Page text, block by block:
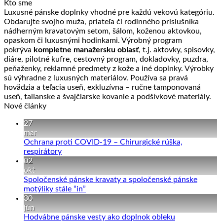
Kto sme
Luxusné pánske doplnky vhodné pre každú vekovú kategóriu.
Obdarujte svojho muža, priateľa či rodinného príslušníka
nádherným kravatovým setom, šálom, koženou aktovkou,
opaskom či luxusnými hodinkami. Výrobný program
pokrýva kompletne manažersku oblasť, t.j. aktovky, spisovky,
diáre, pilotné kufre, cestovný program, dokladovky, puzdra,
peňaženky, reklamné predmety z kože a iné doplnky. Výrobky
sú výhradne z luxusných materiálov. Používa sa pravá
hovädzia a teľacia useň, exkluzívna – ručne tamponovaná
useň, talianske a švajčiarske kovanie a podšívkové materiály.
Nové články
27
mar
Ochrana proti COVID-19 – Chirurgické rúška,
respirátoryŽiadne
Ochrana
proti
–
02
okt
Spoločenské pánske kravaty a spoločenské pánske
motýliky stále “in”
Spoločenské
30
jún
Hodvábne pánske vesty ako doplnok obleku